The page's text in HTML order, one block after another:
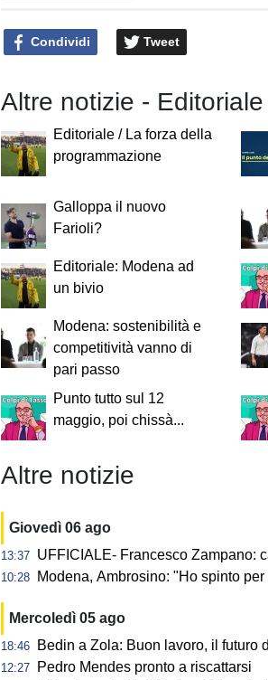
Condividi Tweet
Altre notizie - Editoriale
Editoriale / La forza della
programmazione
Galloppa il nuovo
Farioli?
Editoriale: Modena ad
un bivio
Modena: sostenibilità e
competitività vanno di
pari passo
Punto tutto sul 12
maggio, poi chissà...
Altre notizie
Giovedì 06 ago
13:37 UFFICIALE- Francesco Zampano:
10:28 Modena, Ambrosino: "Ho spinto per
Mercoledì 05 ago
18:46 Bedin a Zola: Buon lavoro, il futuro
12:27 Pedro Mendes pronto a riscattarsi